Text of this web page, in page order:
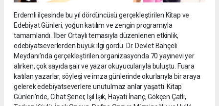
Erdemli ilçesinde bu yıl dördüncüsü gerçekleştirilen Kitap ve
Edebiyat Günleri, yoğun katılım ve zengin programıyla
tamamlandı. İlber Ortaylı temasıyla düzenlenen etkinlik,
edebiyatseverlerden büyük ilgi gördü. Dr. Devlet Bahçeli
Meydanı’nda gerçekleştirilen organizasyonda 70 yayınevi yer
alırken, çok sayıda şair ve yazar okuyucularıyla buluştu. Fuara
katılan yazarlar, söyleşi ve imza günlerinde okurlarıyla bir araya
gelerek edebiyatseverlere unutulmaz anlar yaşattı. Kitap
Günleri’nde, Cihat Şener, Işıl Işık, Hayati İnanç, Gökçen Çatlı,